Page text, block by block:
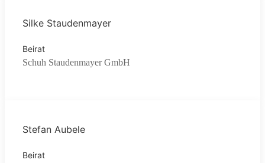
Silke Staudenmayer
Beirat
Schuh Staudenmayer GmbH
Stefan Aubele
Beirat